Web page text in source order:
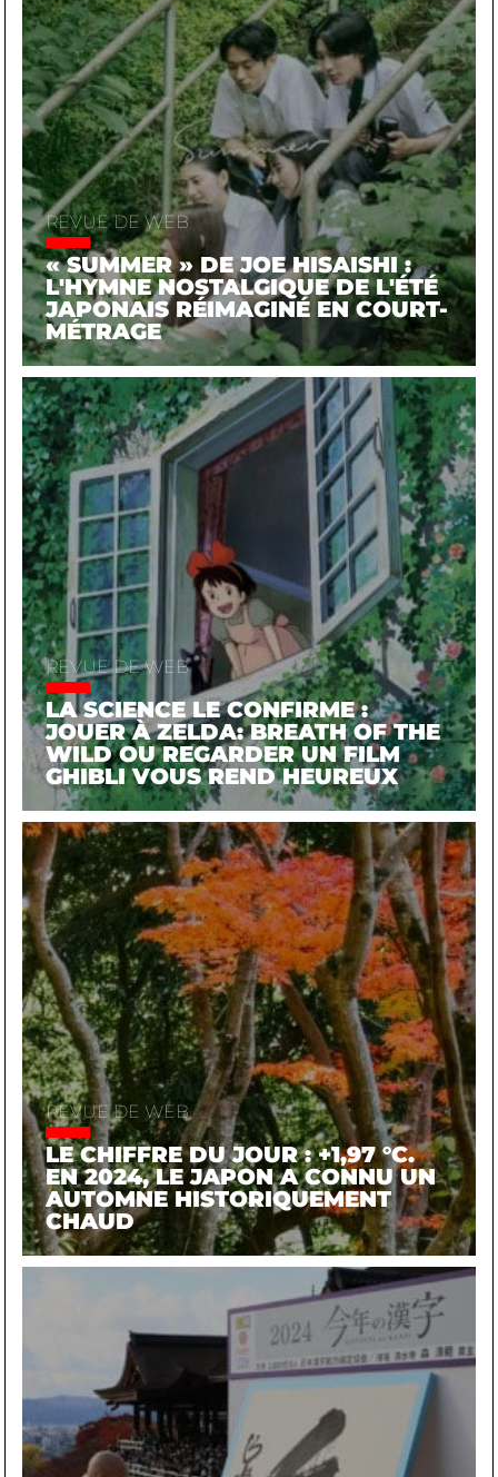
EN SAVOIR PLUS
REVUE DE WEB
« SUMMER » DE JOE HISAISHI :
L'HYMNE NOSTALGIQUE DE L'ÉTÉ
JAPONAIS RÉIMAGINÉ EN COURT-
MÉTRAGE
REVUE DE WEB
LA SCIENCE LE CONFIRME :
JOUER À ZELDA: BREATH OF THE
WILD OU REGARDER UN FILM
GHIBLI VOUS REND HEUREUX
REVUE DE WEB
LE CHIFFRE DU JOUR : +1,97 °C.
EN 2024, LE JAPON A CONNU UN
AUTOMNE HISTORIQUEMENT
CHAUD